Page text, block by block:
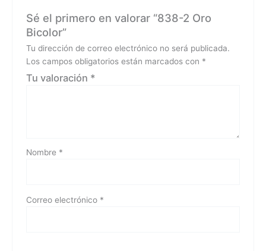
Sé el primero en valorar “838-2 Oro
Bicolor”
Tu dirección de correo electrónico no será publicada.
Los campos obligatorios están marcados con *
Tu valoración *
Nombre *
Correo electrónico *